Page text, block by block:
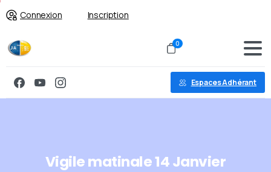
Connexion Inscription
0
Espaces Adhérant
Vigilematinale14Janvier